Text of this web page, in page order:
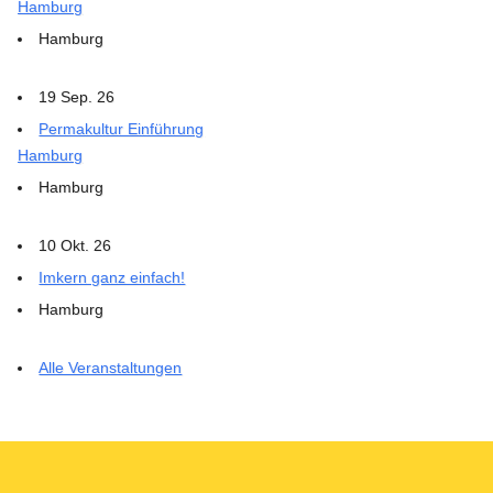
Hamburg
Hamburg
19 Sep. 26
Permakultur Einführung
Hamburg
Hamburg
10 Okt. 26
Imkern ganz einfach!
Hamburg
Alle Veranstaltungen